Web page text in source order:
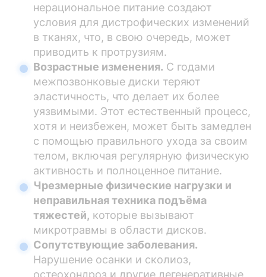
нерациональное питание создают
условия для дистрофических изменений
в тканях, что, в свою очередь, может
приводить к протрузиям.
Возрастные изменения. С годами
межпозвонковые диски теряют
эластичность, что делает их более
уязвимыми. Этот естественный процесс,
хотя и неизбежен, может быть замедлен
с помощью правильного ухода за своим
телом, включая регулярную физическую
активность и полноценное питание.
Чрезмерные физические нагрузки и
неправильная техника подъёма
тяжестей, которые вызывают
микротравмы в области дисков.
Сопутствующие заболевания.
Нарушение осанки и сколиоз,